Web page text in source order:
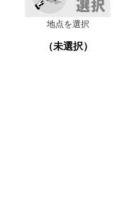
地点を選択
（未選択）